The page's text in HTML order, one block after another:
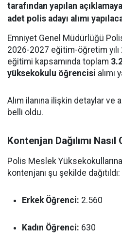
tarafından yapılan
adet polis adayı alımı
Emniyet Genel Müdürlüğü
2026-2027 eğitim-öğretim yılı
eğitimi kapsamında toplam
yüksekokulu öğrencisi alımı
Alım ilanına ilişkin detaylar ve
belli oldu.
Kontenjan Dağılımı Nasıl
Polis Meslek
kontenjanı şu şekilde dağıtıldı:
Erkek Öğrenci: 2.560
Kadın Öğrenci: 630